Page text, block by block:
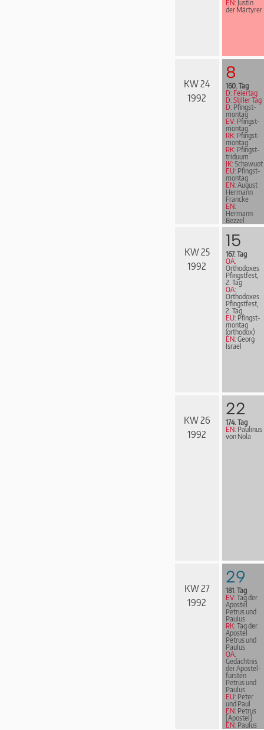
EN: Justin
der Märtyrer
KW 24
1992
8
160. Tag
D: Feiertag
D: Stiller Tag
D: Pfingst­
mon­tag
EV: Pfingst­
mon­tag
RK: Pfingst­
mon­tag
RK: Pfingst­
tri­du­um
JK: Schawuot
EU: Pfingst­
mon­tag
EN: August
Hermann
Francke
EN:
Hermann
Bezzel
KW 25
1992
15
167. Tag
OA:
Orthodoxes
Pfingstfest,
2. Tag
OA:
Orthodoxes
Pfingstfest,
2. Tag
EU: Pfingst­
mon­tag
(orthodox)
EN: Georg
Israel
KW 26
1992
22
174. Tag
EN: Paulinus
von Nola
KW 27
1992
29
181. Tag
EV: Tag der
Apostel
Petrus und
Paulus
RK: Tag der
Apostel
Petrus und
Paulus
OA:
Gedächtnis
der Apostel­
fürs­ten
Petrus und
Paulus
EU: Peter
und Paul
EN: Petrus
[Apostel]
EN: Paulus